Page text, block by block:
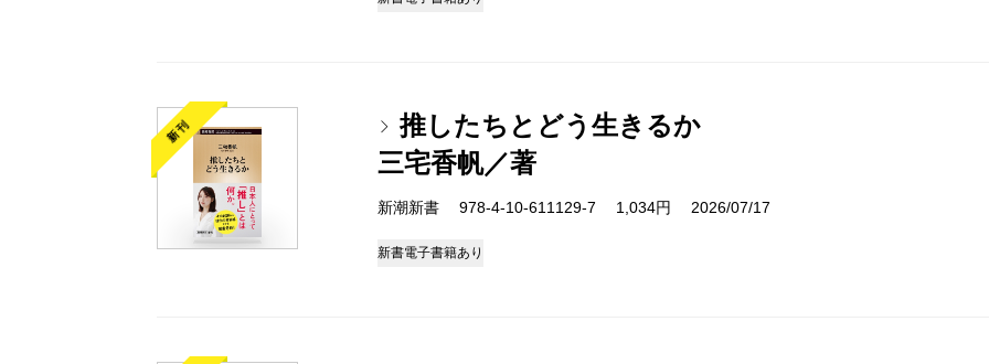
新刊
推したちとどう生きるか
三宅香帆／著
新潮新書 978-4-10-611129-7 1,034円 2026/07/17
新書電子書籍あり